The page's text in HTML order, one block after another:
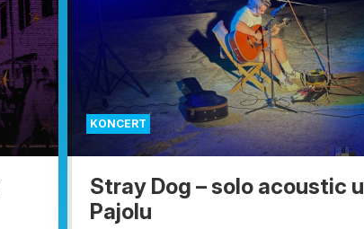
KONCERT
Stray Dog – solo acoustic u
Pajolu